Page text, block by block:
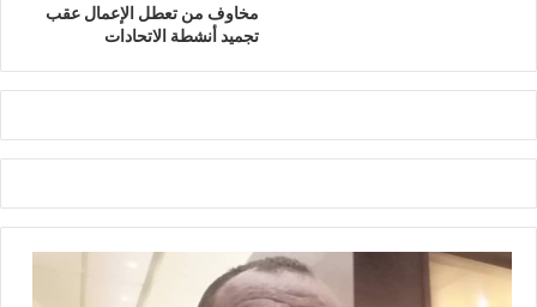
مخاوف من تعطل الإعمال عقب
تجميد أنشطة الاتحادات